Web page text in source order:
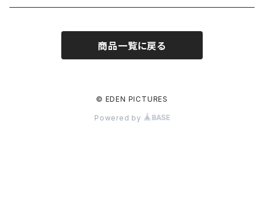
商品一覧に戻る
© EDEN PICTURES
Powered by